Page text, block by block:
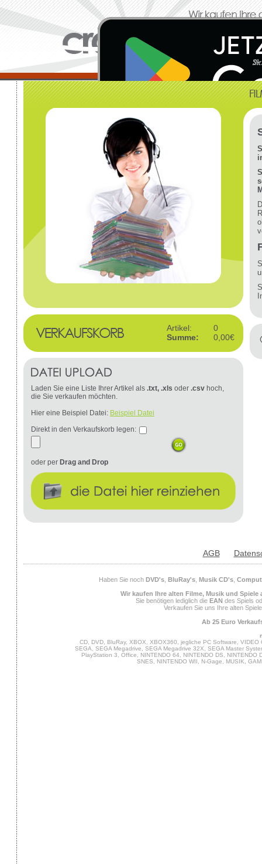
Artikel:
0
Summe:
0,00€
Laden Sie eine Liste Ihrer Artikel als .txt, .xls oder .csv hoch,
die Sie verkaufen möchten.
Hier eine Beispiel Datei: Beispiel Datei
Direkt in den Verkaufskorb legen:
oder per Drag and Drop
AGB
Haben Sie noch DVD's, BluRay's, Musik CD's,
Wir kaufen Ihre alten Filme, Musik und Spiele
Sie benötigen lediglich die EAN des Spiels
Verkaufen Sie uns Ihre alten
Ab 25 Euro
CD, DVD, BluRay, XBOX, XBOX360, jegliche PC Software,
SEGA, SEGA Megadrive, SEGA Megadrive 32X, SEGA Master
PlayStation 3, Office, NINTENDO 64, NINTENDO DS,
SNES, NINTENDO WII, N-Gage, MUSIK,